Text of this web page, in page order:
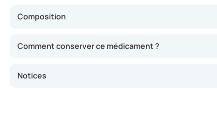
Composition
Comment conserver ce médicament ?
Notices